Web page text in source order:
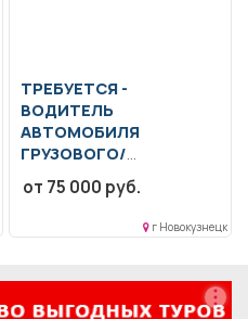
ТРЕБУЕТСЯ -
ВОДИТЕЛЬ
АВТОМОБИЛЯ
ГРУЗОВОГО/
СПЕЦИАЛЬНОГО
Управление автомобилем
соблюдение ПДД
от 75 000 руб.
г Новокузнецк